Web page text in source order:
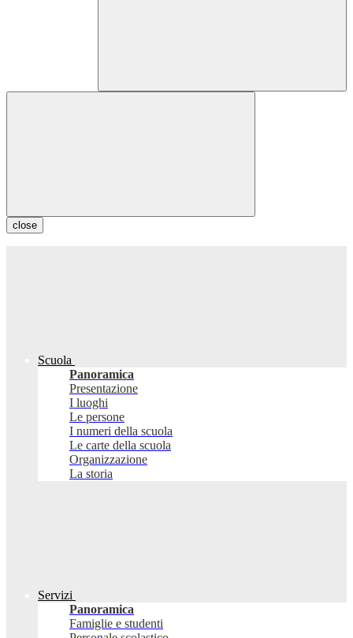
close
Scuola
Panoramica
Presentazione
I luoghi
Le persone
I numeri della scuola
Le carte della scuola
Organizzazione
La storia
Servizi
Panoramica
Famiglie e studenti